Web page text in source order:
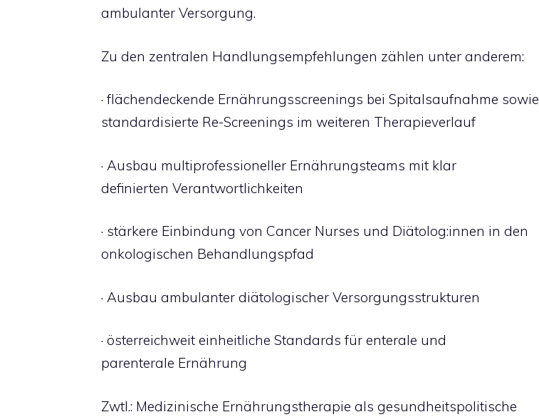
ambulanter Versorgung.
Zu den zentralen Handlungsempfehlungen zählen unter anderem:
· flächendeckende Ernährungsscreenings bei Spitalsaufnahme sowie
standardisierte Re-Screenings im weiteren Therapieverlauf
· Ausbau multiprofessioneller Ernährungsteams mit klar
definierten Verantwortlichkeiten
· stärkere Einbindung von Cancer Nurses und Diätolog:innen in den
onkologischen Behandlungspfad
· Ausbau ambulanter diätologischer Versorgungsstrukturen
· österreichweit einheitliche Standards für enterale und
parenterale Ernährung
Zwtl.: Medizinische Ernährungstherapie als gesundheitspolitische